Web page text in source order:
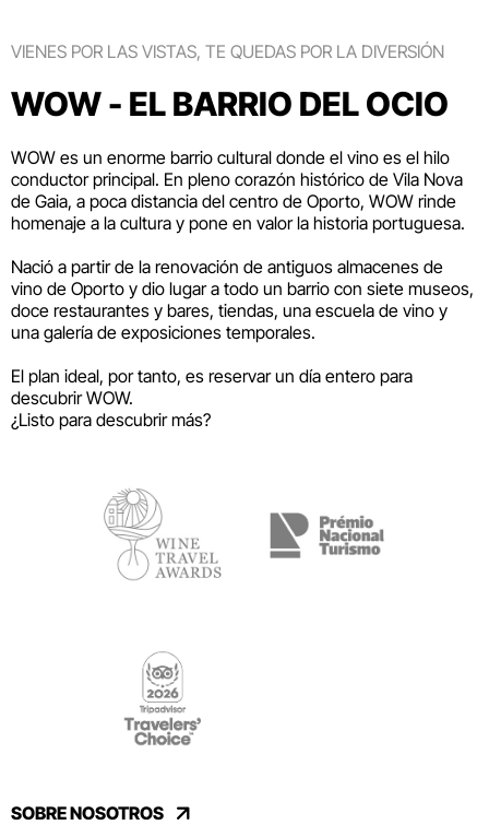
VIENES POR LAS VISTAS, TE QUEDAS POR LA DIVERSIÓN
WOW - EL BARRIO DEL OCIO
WOW es un enorme barrio cultural donde el vino es el hilo
conductor principal. En pleno corazón histórico de Vila Nova
de Gaia, a poca distancia del centro de Oporto, WOW rinde
homenaje a la cultura y pone en valor la historia portuguesa.
Nació a partir de la renovación de antiguos almacenes de
vino de Oporto y dio lugar a todo un barrio con siete museos,
doce restaurantes y bares, tiendas, una escuela de vino y
una galería de exposiciones temporales.
El plan ideal, por tanto, es reservar un día entero para
descubrir WOW.
¿Listo para descubrir más?
SOBRE NOSOTROS